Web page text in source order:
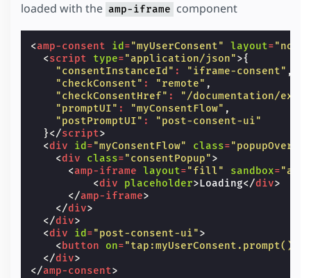
loaded with the amp-iframe component
<amp-consent id ="myUserConsent" layout=
<script type="application/json">{
"consentInstanceId" : "iframe-consent" ,
"checkConsent" : "remote" ,
"checkConsentHref" :
"/documentation/
"promptUI" : "myConsentFlow" ,
"postPromptUI" :
"post-consent-ui"
}</script>
<div id ="myConsentFlow" class=
<div class="consentPopup">
<amp-iframe layout="fill" sandbox=
<div placeholder>Loading</div>
</amp-iframe>
</div>
</div>
<div id ="post-consent-ui">
<button on="tap:myUserConsent.prompt()"
</div>
</amp-consent>